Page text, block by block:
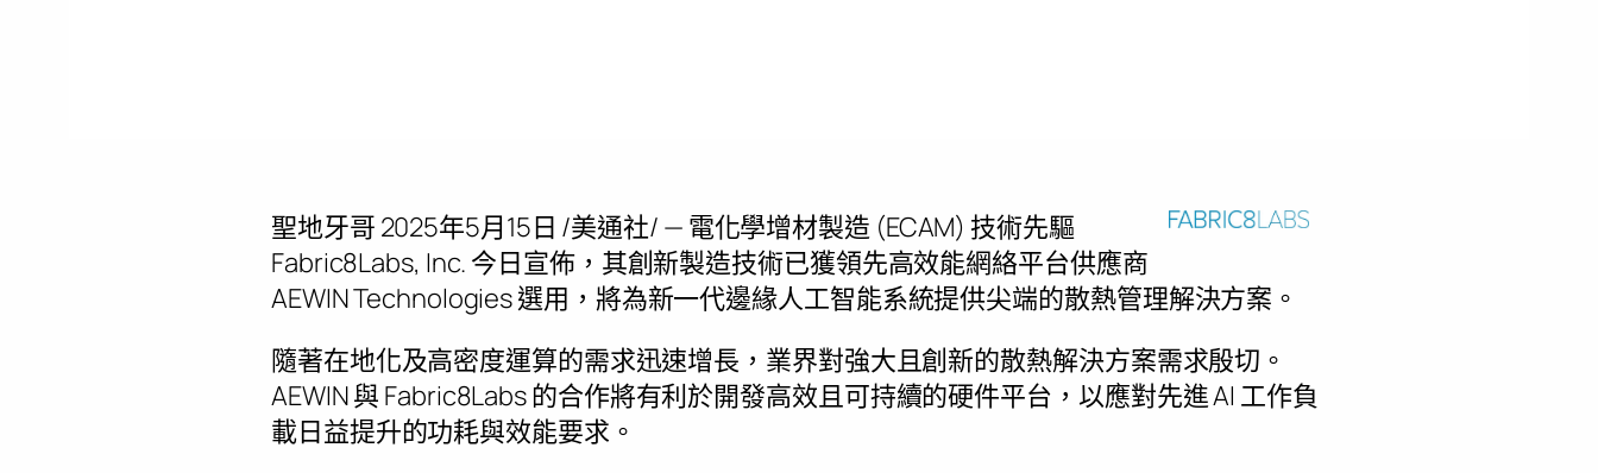
聖地牙哥 2025年5月15日 /美通社/ — 電化學增材製造 (ECAM) 技術先驅
Fabric8Labs, Inc. 今日宣佈，其創新製造技術已獲領先高效能網絡平台供應商
AEWIN Technologies 選用，將為新一代邊緣人工智能系統提供尖端的散熱管理解決方案。
隨著在地化及高密度運算的需求迅速增長，業界對強大且創新的散熱解決方案需求殷切。
AEWIN 與 Fabric8Labs 的合作將有利於開發高效且可持續的硬件平台，以應對先進 AI 工作負
載日益提升的功耗與效能要求。